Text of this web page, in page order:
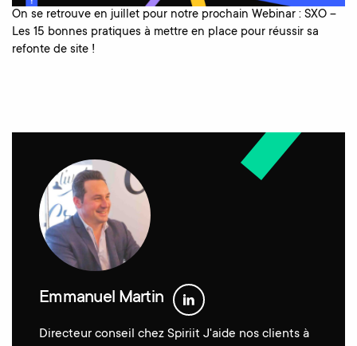
On se retrouve en juillet pour notre prochain Webinar : SXO –
Les 15 bonnes pratiques à mettre en place pour réussir sa
refonte de site !
Emmanuel Martin
Directeur conseil chez Spiriit J'aide nos clients à